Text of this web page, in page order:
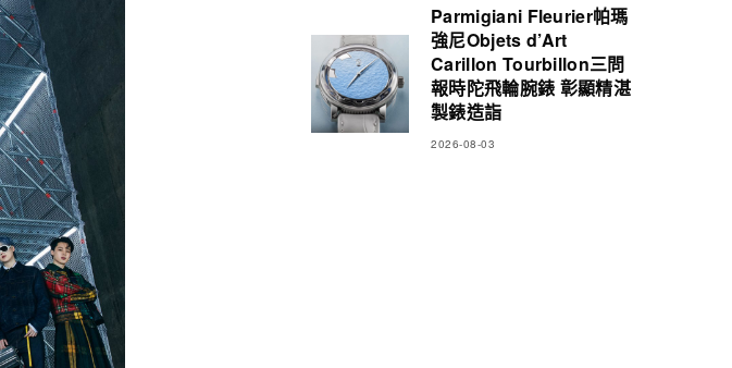
Parmigiani Fleurier帕瑪
強尼Objets d’Art
Carillon Tourbillon三問
報時陀飛輪腕錶 彰顯精湛
製錶造詣
2026-08-03